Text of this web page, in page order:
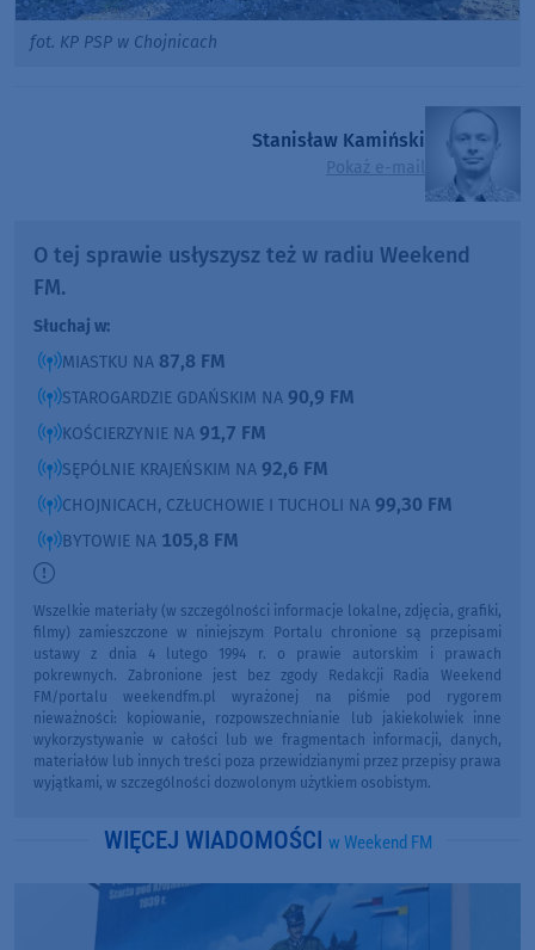
fot. KP PSP w Chojnicach
Stanisław Kamiński
Pokaż e-mail
O tej sprawie usłyszysz też w radiu Weekend
FM.
Słuchaj w:
MIASTKU NA 87,8 FM
STAROGARDZIE GDAŃSKIM NA 90,9 FM
KOŚCIERZYNIE NA 91,7 FM
SĘPÓLNIE KRAJEŃSKIM NA 92,6 FM
CHOJNICACH, CZŁUCHOWIE I TUCHOLI NA 99,30 FM
BYTOWIE NA 105,8 FM
Wszelkie materiały (w szczególności informacje lokalne, zdjęcia, grafiki,
filmy) zamieszczone w niniejszym Portalu chronione są przepisami
ustawy z dnia 4 lutego 1994 r. o prawie autorskim i prawach
pokrewnych. Zabronione jest bez zgody Redakcji Radia Weekend
FM/portalu weekendfm.pl wyrażonej na piśmie pod rygorem
nieważności: kopiowanie, rozpowszechnianie lub jakiekolwiek inne
wykorzystywanie w całości lub we fragmentach informacji, danych,
materiałów lub innych treści poza przewidzianymi przez przepisy prawa
wyjątkami, w szczególności dozwolonym użytkiem osobistym.
WIĘCEJ WIADOMOŚCI w Weekend FM